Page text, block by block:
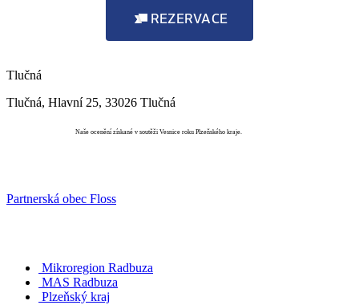
REZERVACE
Tlučná
Tlučná, Hlavní 25, 33026 Tlučná
Naše ocenění získané v soutěži Vesnice roku Plzeňského kraje.
Partnerská obec Floss
Mikroregion Radbuza
MAS Radbuza
Plzeňský kraj